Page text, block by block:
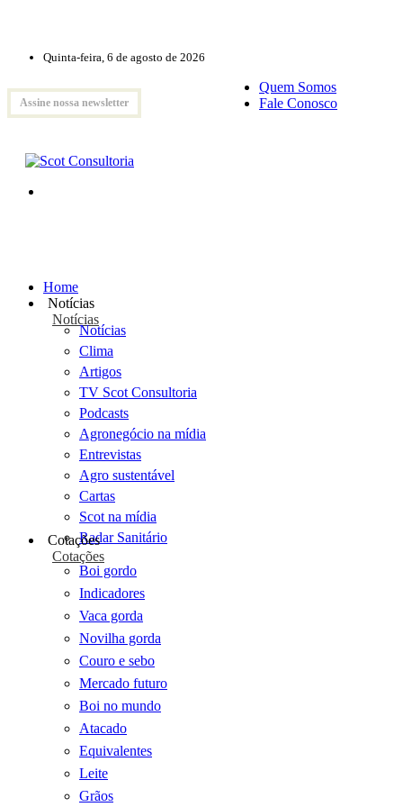
Quinta-feira, 6 de agosto de 2026
Assine nossa newsletter
Quem Somos
Fale Conosco
Home
Notícias
Notícias
Notícias
Clima
Artigos
TV Scot Consultoria
Podcasts
Agronegócio na mídia
Entrevistas
Agro sustentável
Cartas
Scot na mídia
Radar Sanitário
Cotações
Cotações
Boi gordo
Indicadores
Vaca gorda
Novilha gorda
Couro e sebo
Mercado futuro
Boi no mundo
Atacado
Equivalentes
Leite
Grãos